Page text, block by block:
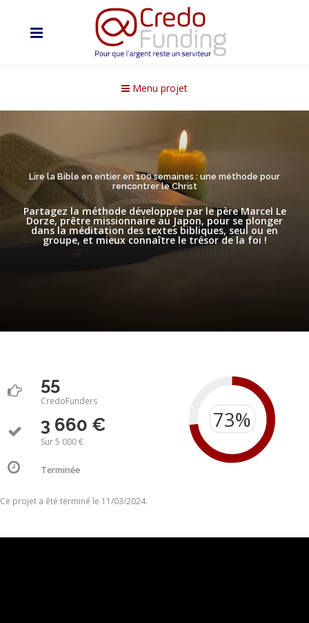
Menu projet
Lire la Bible en entier en 100 semaines : une méthode pour
rencontrer le Christ
Partagez la méthode développée par le père Marcel Le
Dorze, prêtre missionnaire au Japon, pour se plonger
dans la méditation des textes bibliques, seul ou en
groupe, et mieux connaître le trésor de la foi !
55
CredoFunders
3 660 €
Sur 5 000 €
Terminée
Ce projet a été terminé le 11/03/2024.